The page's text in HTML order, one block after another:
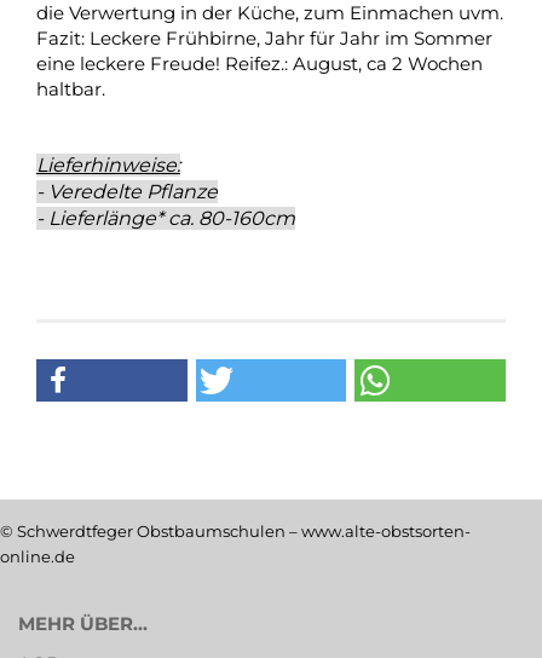
die Verwertung in der Küche, zum Einmachen uvm.
Fazit: Leckere Frühbirne, Jahr für Jahr im Sommer
eine leckere Freude! Reifez.: August, ca 2 Wochen
haltbar.
Lieferhinweise:
- Veredelte Pflanze
- Lieferlänge* ca. 80-160cm
© Schwerdtfeger Obstbaumschulen – www.alte-obstsorten-
online.de
MEHR ÜBER...